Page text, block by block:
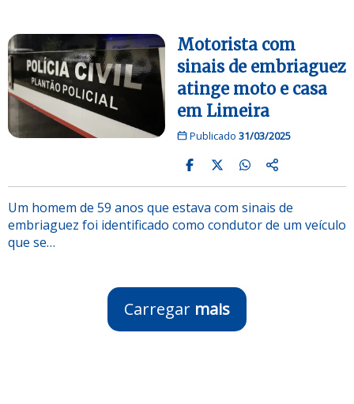
Motorista com
sinais de embriaguez
atinge moto e casa
em Limeira
Publicado 31/03/2025
Um homem de 59 anos que estava com sinais de
embriaguez foi identificado como condutor de um veículo
que se…
Carregar mais